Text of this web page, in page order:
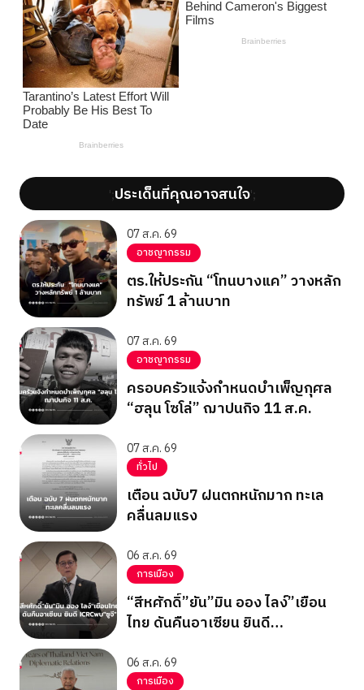
';ประเด็นที่คุณอาจสนใจ';
07 ส.ค. 69
อาชญากรรม
ตร.ให้ประกัน “โทนบางแค” วางหลัก
ทรัพย์ 1 ล้านบาท
07 ส.ค. 69
อาชญากรรม
ครอบครัวแจ้งกำหนดบำเพ็ญกุศล
“ฮลุน โซโล่” ฌาปนกิจ 11 ส.ค.
07 ส.ค. 69
ทั่วไป
เตือน ฉบับ7 ฝนตกหนักมาก ทะเล
คลื่นลมแรง
06 ส.ค. 69
การเมือง
“สีหศักดิ์”ยัน”มิน ออง ไลง์”เยือน
ไทย ดันคืนอาเซียน ยินดี
06 ส.ค. 69
การเมือง